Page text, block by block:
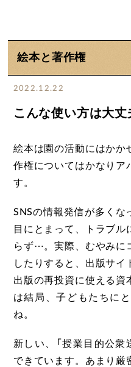
絵本と著作権
2022.12.22
こんな使い方は大丈
絵本は園の活動にはかか
作権についてはかなりア
す。
SNSの情報発信が多くな
目にとまって、トラブル
らず⋯。実際、むやみに
したりすると、出版サ
出版の再投資に使える資
は結局、子どもたちに
ね。
新しい、「授業目的公衆
できています。あまり厳